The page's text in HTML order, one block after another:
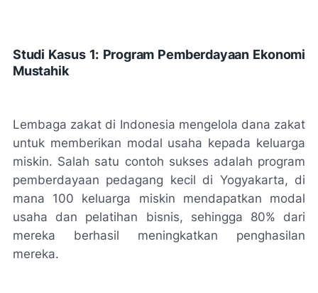
Studi Kasus 1: Program Pemberdayaan Ekonomi
Mustahik
Lembaga zakat di Indonesia mengelola dana zakat
untuk memberikan modal usaha kepada keluarga
miskin. Salah satu contoh sukses adalah program
pemberdayaan pedagang kecil di Yogyakarta, di
mana 100 keluarga miskin mendapatkan modal
usaha dan pelatihan bisnis, sehingga 80% dari
mereka berhasil meningkatkan penghasilan
mereka.